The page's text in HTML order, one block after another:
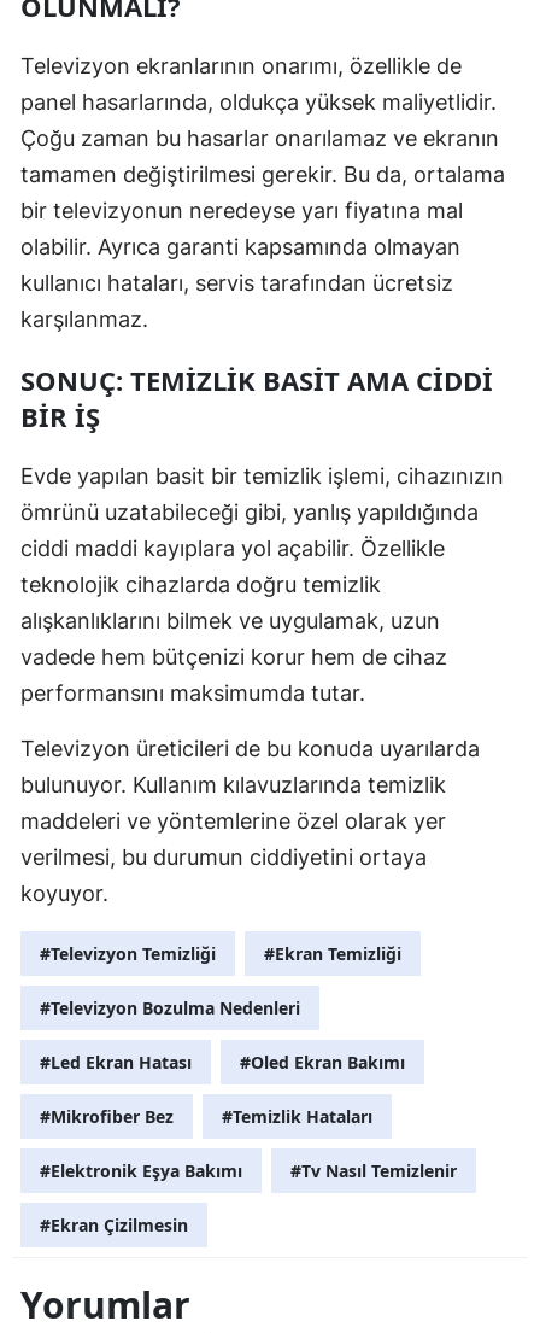
Televizyon ekranlarının onarımı, özellikle de
panel hasarlarında, oldukça yüksek maliyetlidir.
Çoğu zaman bu hasarlar onarılamaz ve ekranın
tamamen değiştirilmesi gerekir. Bu da, ortalama
bir televizyonun neredeyse yarı fiyatına mal
olabilir. Ayrıca garanti kapsamında olmayan
kullanıcı hataları, servis tarafından ücretsiz
karşılanmaz.
SONUÇ: TEMIZLIK BASIT AMA CIDDI
BIR İŞ
Evde yapılan basit bir temizlik işlemi, cihazınızın
ömrünü uzatabileceği gibi, yanlış yapıldığında
ciddi maddi kayıplara yol açabilir. Özellikle
teknolojik cihazlarda doğru temizlik
alışkanlıklarını bilmek ve uygulamak, uzun
vadede hem bütçenizi korur hem de cihaz
performansını maksimumda tutar.
Televizyon üreticileri de bu konuda uyarılarda
bulunuyor. Kullanım kılavuzlarında temizlik
maddeleri ve yöntemlerine özel olarak yer
verilmesi, bu durumun ciddiyetini ortaya
koyuyor.
#Televizyon Temizliği #Ekran Temizliği
#Televizyon Bozulma Nedenleri
#Led Ekran Hatası #Oled Ekran Bakımı
#Mikrofiber Bez #Temizlik Hataları
#Elektronik Eşya Bakımı #Tv Nasıl Temizlenir
#Ekran Çizilmesin
Yorumlar